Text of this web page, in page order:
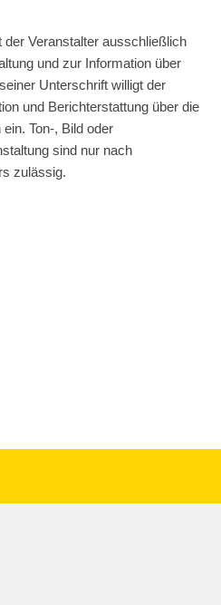
der Ver­anstal­ter auss­chließlich
und zur Infor­ma­tion über
Unter­schrift willigt der
und Berichter­stat­tung über die
Ton‑, Bild oder
sind nur nach
zulässig.